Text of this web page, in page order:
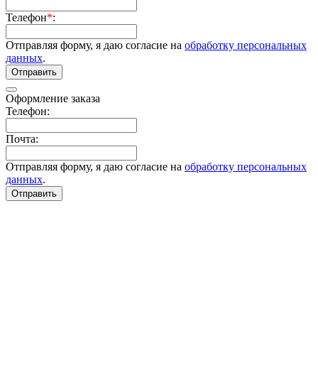
Телефон*:
Отправляя форму, я даю согласие на обработку персональных
данных.
Отправить
Оформление заказа
Телефон:
Почта:
Отправляя форму, я даю согласие на обработку персональных
данных.
Отправить